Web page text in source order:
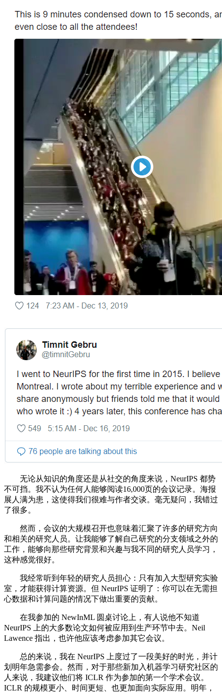
无论从知识的角度还是从社交的角度来说，NeurIPS 都势
不可挡。我不认为任何人能够阅读16,000页的会议记录。海报
展人满为患，这使得我们很难与作者交谈。毫无疑问，我错过
了很多。
然而，会议的大规模召开也意味着汇聚了许多的研究方向
和相关的研究人员。让我能够了解自己研究的分支领域之外的
工作，能够向那些研究背景和兴趣与我不同的研究人员学习，
这种感觉很好。
我经常听到年轻的研究人员担心：只有加入大型研究实验
室，才能获得计算资源。但 NeurIPS 证明了：你可以在无需担
心数据和计算问题的情况下做出重要的贡献。
在我参加的 NewInML 圆桌讨论上，有人说他不知道
NeurIPS 上的大多数论文如何被应用到生产环节中去。Neil
Lawence 指出，也许他应该考虑参加其它会议。
总的来说，我在 NeurIPS 上度过了一段美好的时光，并计
划明年急需参会。然而，对于那些新加入机器学习研究社区的
人来说，我建议他们将 ICLR 作为参加的第一个学术会议。
ICLR 的规模更小、时间更短、也更加面向实际应用。明年，